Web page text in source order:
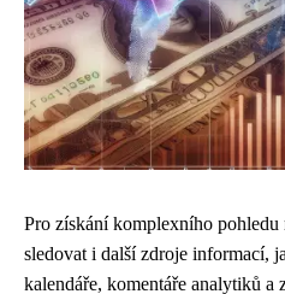
Pro získání komplexního
sledovat i další zdroje informací,
kalendáře, komentáře analytiků a